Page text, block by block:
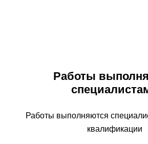
Работы
Работы выполняются
квалификации